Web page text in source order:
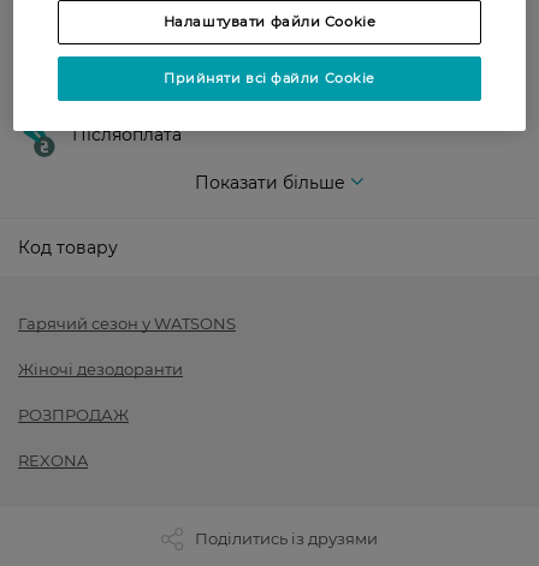
Оплата карткою
Післяоплата
Показати більше
Код товару
Гарячий сезон у WATSONS
Жіночі дезодоранти
РОЗПРОДАЖ
REXONA
Поділитись із друзями
Налаштувати файли Cookie
Прийняти всі файли Cookie